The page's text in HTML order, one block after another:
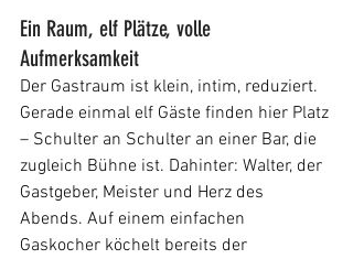
Ein Raum, elf Plätze, volle
Aufmerksamkeit
Der Gastraum ist klein, intim, reduziert.
Gerade einmal elf Gäste finden hier Platz
– Schulter an Schulter an einer Bar, die
zugleich Bühne ist. Dahinter: Walter, der
Gastgeber, Meister und Herz des
Abends. Auf einem einfachen
Gaskocher köchelt bereits der